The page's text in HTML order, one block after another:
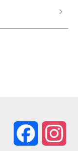
Facebook